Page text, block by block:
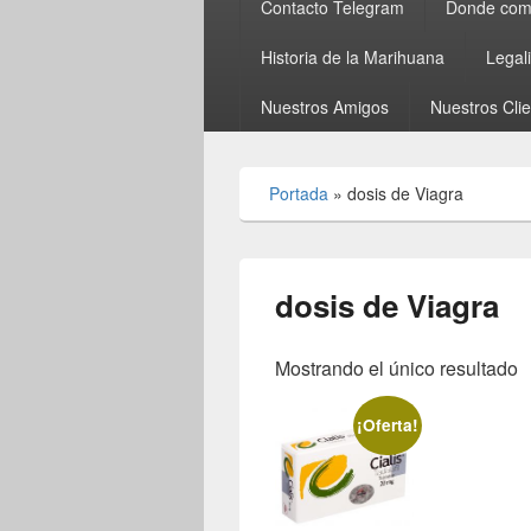
Contacto Telegram Donde
Historia de la Marihuana
Nuestros Amigos Nuestros
Portada » dosis de Viagra
dosis de Viagra
Mostrando el único resultado
¡Oferta!